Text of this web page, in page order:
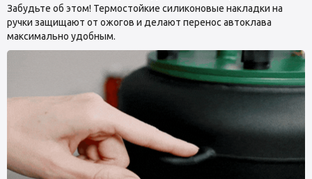
Забудьте об этом! Термостойкие силиконовые накладки на
ручки защищают от ожогов и делают перенос автоклава
максимально удобным.